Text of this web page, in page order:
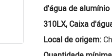
d'água de alumínio
310LX, Caixa
Local de origem: